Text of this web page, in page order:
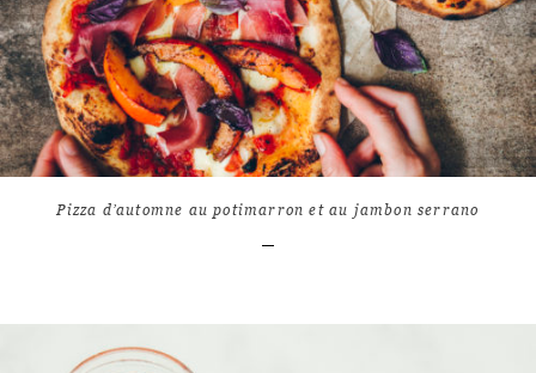
10 9463
Pizza d’automne au potimarron et au jambon serrano